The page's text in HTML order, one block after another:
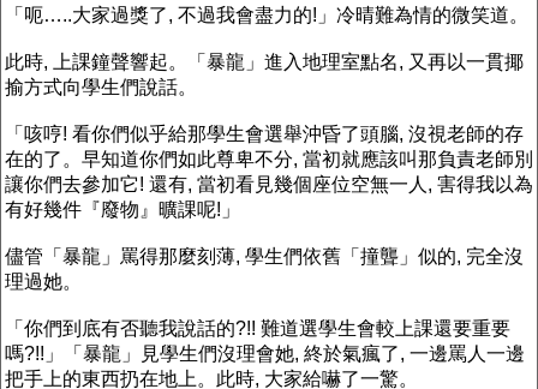
「呃…..大家過獎了, 不過我會盡力的!」冷晴難為情的微笑道。
此時, 上課鐘聲響起。「暴龍」進入地理室點名, 又再以一貫揶
揄方式向學生們說話。
「咳哼! 看你們似乎給那學生會選舉沖昏了頭腦, 沒視老師的存
在的了。早知道你們如此尊卑不分, 當初就應該叫那負責老師別
讓你們去參加它! 還有, 當初看見幾個座位空無一人, 害得我以為
有好幾件『廢物』曠課呢!」
儘管「暴龍」罵得那麼刻薄, 學生們依舊「撞聾」似的, 完全沒
理過她。
「你們到底有否聽我說話的?!! 難道選學生會較上課還要重要
嗎?!!」「暴龍」見學生們沒理會她, 終於氣瘋了, 一邊罵人一邊
把手上的東西扔在地上。此時, 大家給嚇了一驚。